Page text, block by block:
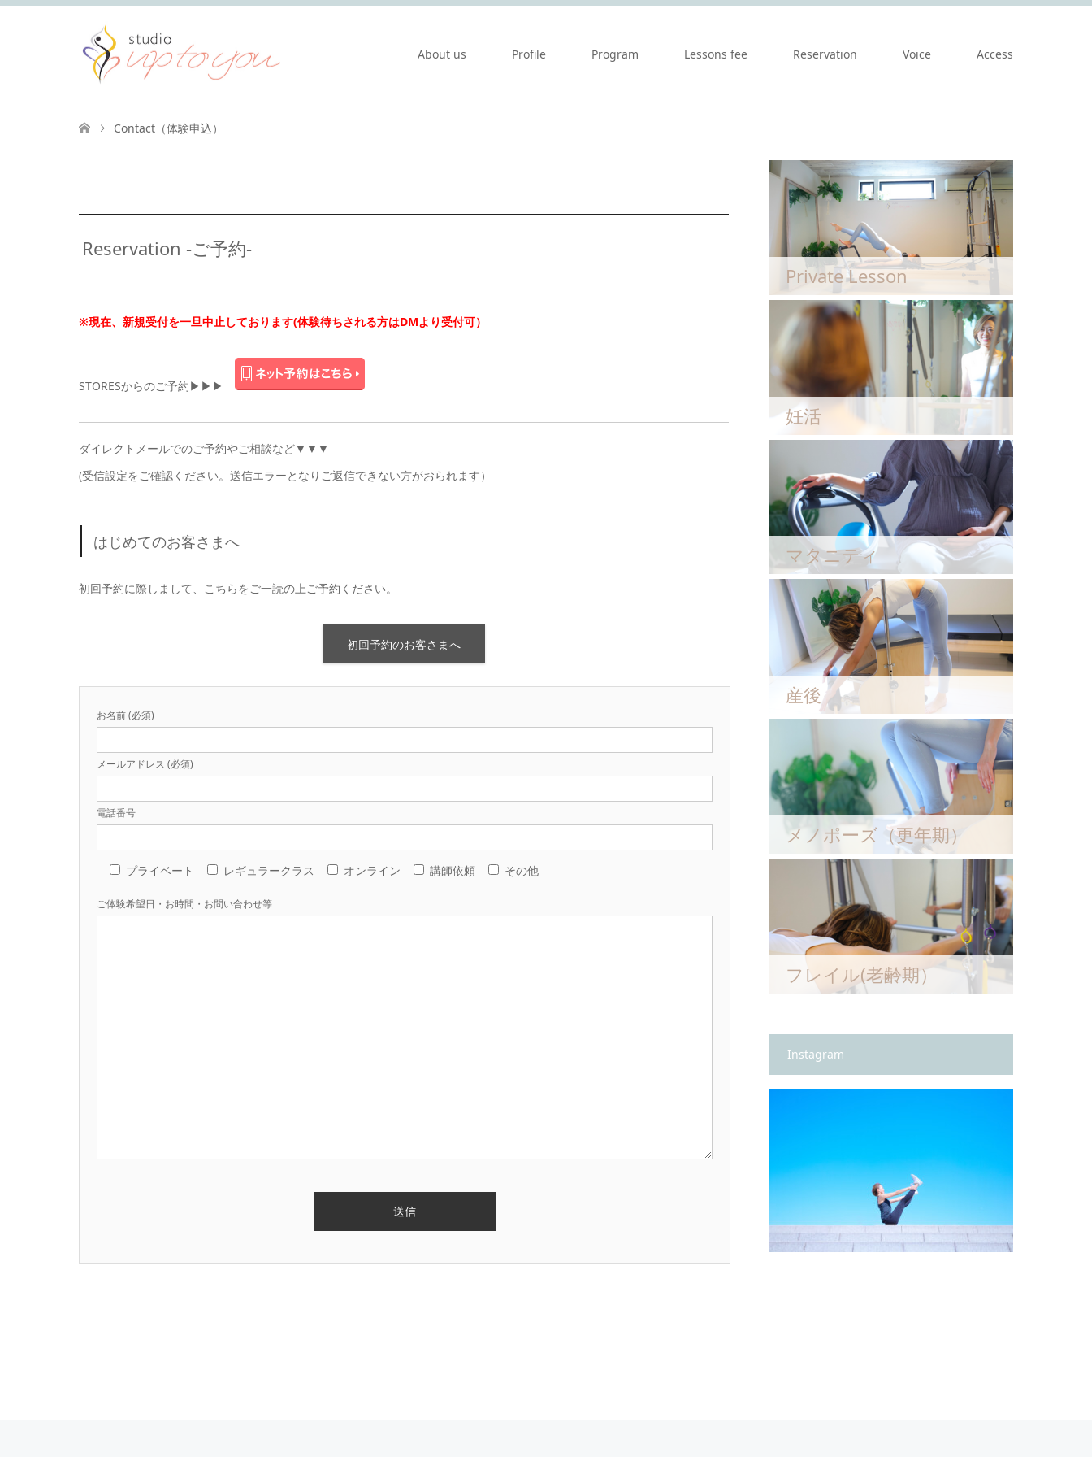
About us Profile Program Lessons fee Reservation Voice Access
Contact（体験申込）
Reservation -ご予約-
※現在、新規受付を一旦中止しております(体験待ちされる方はDMより受付可）
STORESからのご予約▶︎▶︎▶︎
ダイレクトメールでのご予約やご相談など▼▼▼
(受信設定をご確認ください。送信エラーとなりご返信できない方がおられます）
はじめてのお客さまへ
初回予約に際しまして、こちらをご一読の上ご予約ください。
初回予約のお客さまへ
お名前 (必須)
メールアドレス (必須)
電話番号
プライベート レギュラークラス オンライン 講師依頼 その他
ご体験希望日・お時間・お問い合わせ等
Private Lesson
妊活
マタニティ
産後
メノポーズ（更年期）
フレイル(老齢期）
Instagram